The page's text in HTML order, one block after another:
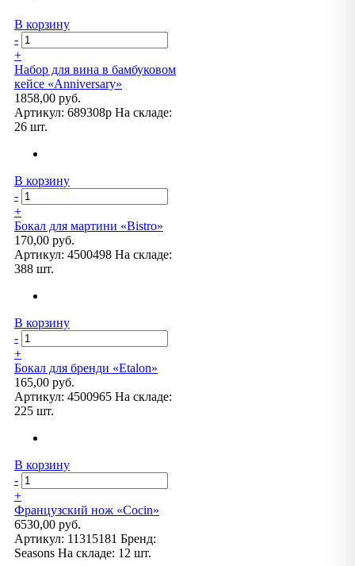
В корзину
-
+
Набор для вина в бамбуковом
кейсе «Anniversary»
1858,00 руб.
Артикул: 689308p На складе:
26 шт.
В корзину
-
+
Бокал для мартини «Bistro»
170,00 руб.
Артикул: 4500498 На складе:
388 шт.
В корзину
-
+
Бокал для бренди «Etalon»
165,00 руб.
Артикул: 4500965 На складе:
225 шт.
В корзину
-
+
Французский нож «Cocin»
6530,00 руб.
Артикул: 11315181 Бренд:
Seasons На складе: 12 шт.